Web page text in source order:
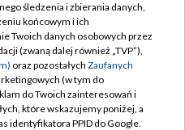
TVP
zgody
śledzenia i zbierania danych,
końcowym i ich
Twoich danych osobowych przez
(zwaną dalej również „TVP”),
oraz pozostałych Zaufanych
(w tym do
do Twoich zainteresowań i
które wskazujemy poniżej, a
identyfikatora PPID do Google.